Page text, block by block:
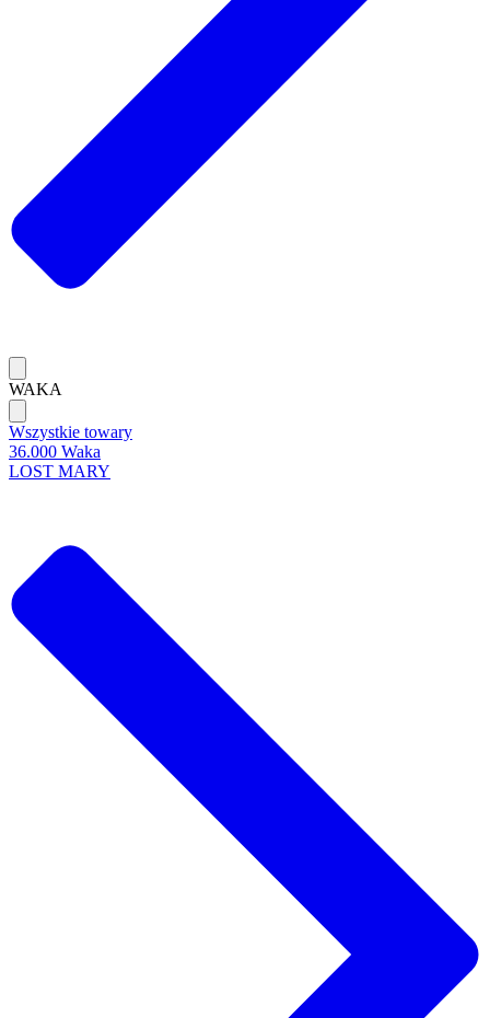
WAKA
Wszystkie towary
36.000 Waka
LOST MARY